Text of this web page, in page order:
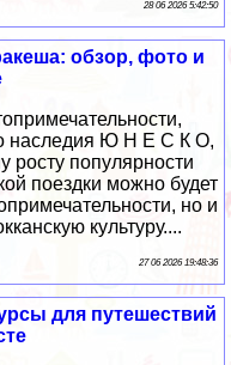
28 06 2026 5:42:50
обзор, фото и
наследия Ю Н Е С К О,
росту популярности
поездки можно будет
но и
культуру....
27 06 2026 19:48:36
для путешествий